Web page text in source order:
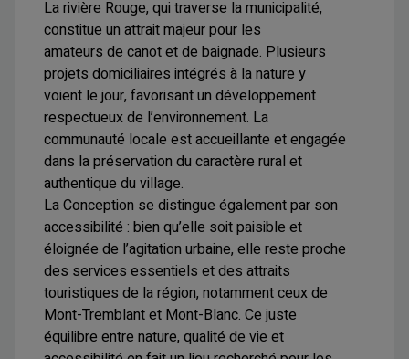
La rivière Rouge, qui traverse la municipalité,
constitue un attrait majeur pour les
amateurs de canot et de baignade. Plusieurs
projets domiciliaires intégrés à la nature y
voient le jour, favorisant un développement
respectueux de l’environnement. La
communauté locale est accueillante et engagée
dans la préservation du caractère rural et
authentique du village.
La Conception se distingue également par son
accessibilité : bien qu’elle soit paisible et
éloignée de l’agitation urbaine, elle reste proche
des services essentiels et des attraits
touristiques de la région, notamment ceux de
Mont-Tremblant et Mont-Blanc. Ce juste
équilibre entre nature, qualité de vie et